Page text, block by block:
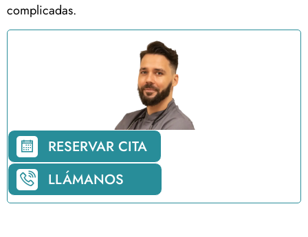
complicadas.
RESERVAR CITA
LLÁMANOS